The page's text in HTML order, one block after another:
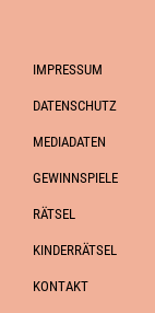
IMPRESSUM
DATENSCHUTZ
MEDIADATEN
GEWINNSPIELE
RÄTSEL
KINDERRÄTSEL
KONTAKT